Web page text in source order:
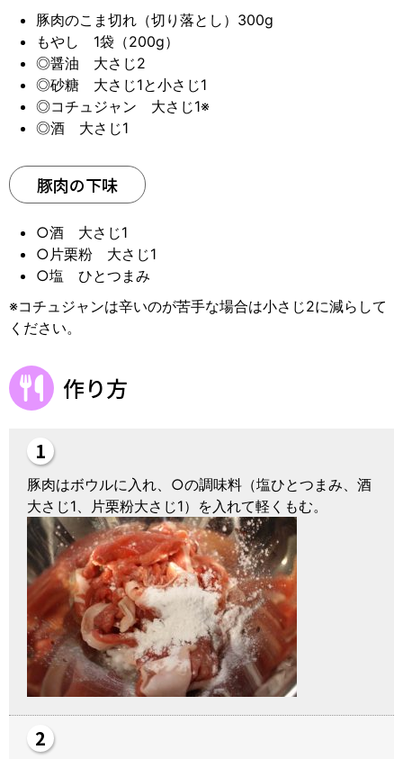
豚肉のこま切れ（切り落とし）300g
もやし 1袋（200g）
◎醤油 大さじ2
◎砂糖 大さじ1と小さじ1
◎コチュジャン 大さじ1※
◎酒 大さじ1
豚肉の下味
○酒 大さじ1
○片栗粉 大さじ1
○塩 ひとつまみ
※コチュジャンは辛いのが苦手な場合は小さじ2に減らして
ください。
作り方
豚肉はボウルに入れ、○の調味料（塩ひとつまみ、酒
大さじ1、片栗粉大さじ1）を入れて軽くもむ。